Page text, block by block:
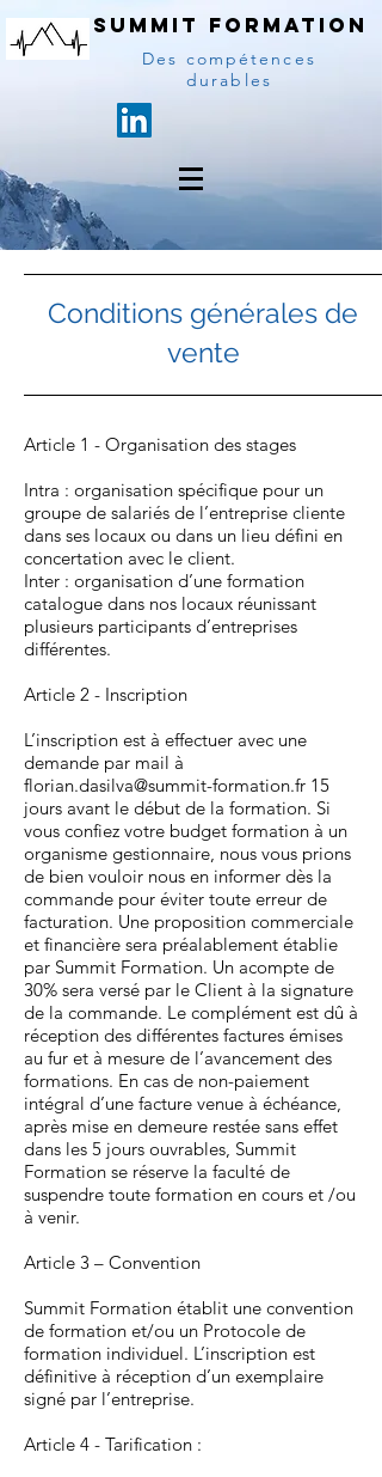
SUMMIT FORMATION
Des compétences
durables
Conditions générales de
vente
Article 1 - Organisation des stages
Intra : organisation spécifique pour un
groupe de salariés de l’entreprise cliente
dans ses locaux ou dans un lieu défini en
concertation avec le client.
Inter : organisation d’une formation
catalogue dans nos locaux réunissant
plusieurs participants d’entreprises
différentes.
Article 2 - Inscription
L’inscription est à effectuer avec une
demande par mail à
florian.dasilva@summit-formation.fr 15
jours avant le début de la formation. Si
vous confiez votre budget formation à un
organisme gestionnaire, nous vous prions
de bien vouloir nous en informer dès la
commande pour éviter toute erreur de
facturation. Une proposition commerciale
et financière sera préalablement établie
par Summit Formation. Un acompte de
30% sera versé par le Client à la signature
de la commande. Le complément est dû à
réception des différentes factures émises
au fur et à mesure de l’avancement des
formations. En cas de non-paiement
intégral d’une facture venue à échéance,
après mise en demeure restée sans effet
dans les 5 jours ouvrables, Summit
Formation se réserve la faculté de
suspendre toute formation en cours et /ou
à venir.
Article 3 – Convention
Summit Formation établit une convention
de formation et/ou un Protocole de
formation individuel. L’inscription est
définitive à réception d’un exemplaire
signé par l’entreprise.
Article 4 - Tarification :